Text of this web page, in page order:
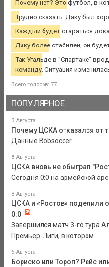
Почему нет? Это футбол, в
Трудно сказать. Даку был
Каждый будет стараться
Даку более стабилен, он
Так Угальде в "Спартаке"
команду. Ситуация
Всего голосов: 77
ПОПУЛЯРНОЕ
3 Августа
Почему ЦСКА отказался от
Данные Bobsoccer.
8 Августа
ЦСКА вновь не обыграл
Сегодня 0:0 на армейской
8 Августа
ЦСКА и «Ростов» поделили
0:0
Завершился матч 3-го тура
Премьер-Лиги, в котором ...
6 Августа
Бориско или Тороп? Рейс